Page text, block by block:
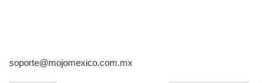
soporte@mojomexico.com.mx